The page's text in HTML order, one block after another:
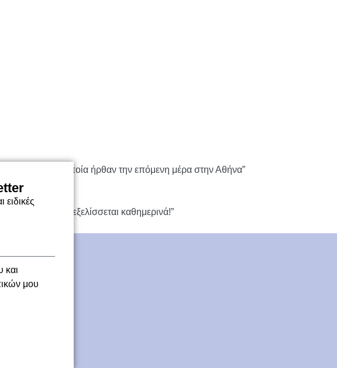
που ήθελα τα οποία ήρθαν την επόμενη μέρα στην Αθήνα”
συνεχίζει να εξελίσσεται καθημερινά!”
και
μου